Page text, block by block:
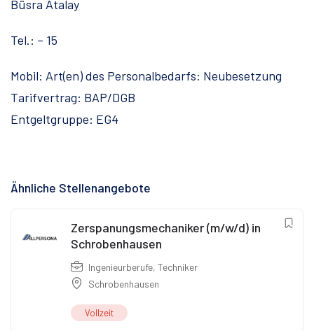
Büsra Atalay
Tel.: – 15
Mobil: Art(en) des Personalbedarfs: Neubesetzung
Tarifvertrag: BAP/DGB
Entgeltgruppe: EG4
Ähnliche Stellenangebote
Zerspanungsmechaniker (m/w/d) in
Schrobenhausen
Ingenieurberufe, Techniker
Schrobenhausen
Vollzeit